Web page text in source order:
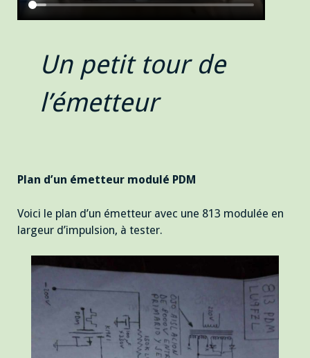
Un petit tour de
l’émetteur
Plan d’un émetteur modulé PDM
Voici le plan d’un émetteur avec une 813 modulée en
largeur d’impulsion, à tester.